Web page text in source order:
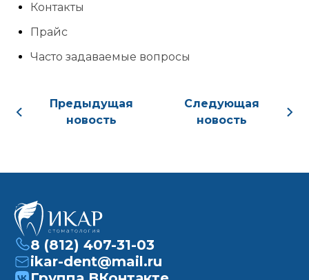
галочку здесь
Нажимая кнопку «Записаться на
приём» вы подтверждаете, что
Контакты
Прайс
Часто задаваемые вопросы
Предыдущая
новость
Следующая
новость
8 (812) 407-31-03
ikar-dent@mail.ru